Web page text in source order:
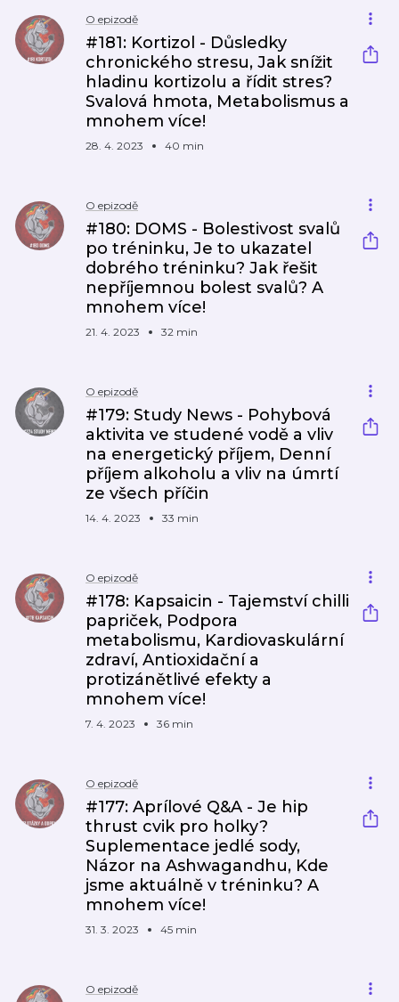
O epizodě
#181: Kortizol - Důsledky
chronického stresu, Jak snížit
hladinu kortizolu a řídit stres?
Svalová hmota, Metabolismus a
mnohem více!
28. 4. 2023 40 min
O epizodě
#180: DOMS - Bolestivost svalů
po tréninku, Je to ukazatel
dobrého tréninku? Jak řešit
nepříjemnou bolest svalů? A
mnohem více!
21. 4. 2023 32 min
O epizodě
#179: Study News - Pohybová
aktivita ve studené vodě a vliv
na energetický příjem, Denní
příjem alkoholu a vliv na úmrtí
ze všech příčin
14. 4. 2023 33 min
O epizodě
#178: Kapsaicin - Tajemství chilli
papriček, Podpora
metabolismu, Kardiovaskulární
zdraví, Antioxidační a
protizánětlivé efekty a
mnohem více!
7. 4. 2023 36 min
O epizodě
#177: Aprílové Q&A - Je hip
thrust cvik pro holky?
Suplementace jedlé sody,
Názor na Ashwagandhu, Kde
jsme aktuálně v tréninku? A
mnohem více!
31. 3. 2023 45 min
O epizodě